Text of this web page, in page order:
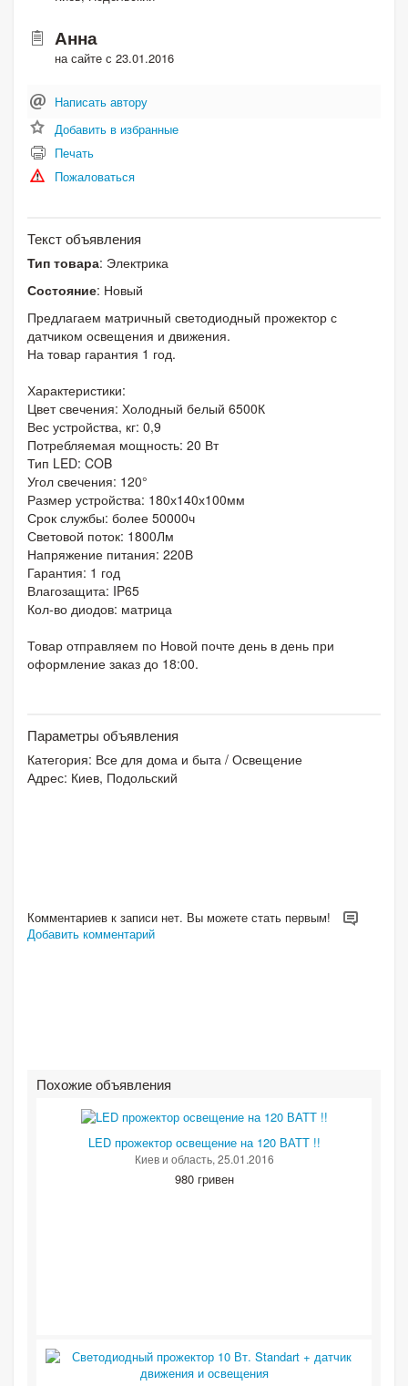
Анна
на сайте с 23.01.2016
Написать автору
Добавить в избранные
Печать
Пожаловаться
Текст объявления
Тип товара: Электрика
Состояние: Новый
Предлагаем матричный светодиодный прожектор с
датчиком освещения и движения.
На товар гарантия 1 год.
Характеристики:
Цвет свечения: Холодный белый 6500К
Вес устройства, кг: 0,9
Потребляемая мощность: 20 Вт
Тип LED: COB
Угол свечения: 120°
Размер устройства: 180х140х100мм
Срок службы: более 50000ч
Световой поток: 1800Лм
Напряжение питания: 220В
Гарантия: 1 год
Влагозащита: IP65
Кол-во диодов: матрица
Товар отправляем по Новой почте день в день при
оформление заказ до 18:00.
Параметры объявления
Категория: Все для дома и быта / Освещение
Адрес: Киев, Подольский
Комментариев к записи нет. Вы можете стать первым!
Добавить комментарий
Похожие объявления
LED прожектор освещение на 120 ВАТТ !!
Киев и область, 25.01.2016
980 гривен